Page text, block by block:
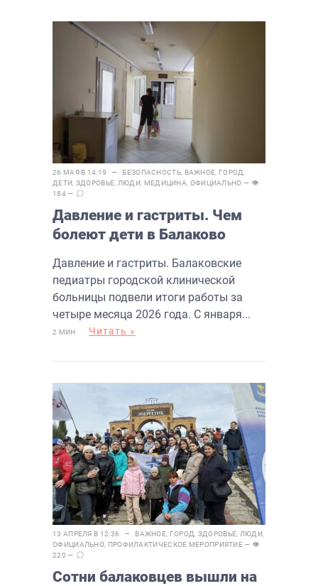
26 МАЯ В 14:19 — БЕЗОПАСНОСТЬ, ВАЖНОЕ ГОРОД
ДЕТИ ЗДОРОВЬЕ ЛЮДИ МЕДИЦИНА ОФИЦИАЛЬНО — 👁
184 —
Давление и гастриты. Чем
болеют дети в Балаково
Давление и гастриты. Балаковские
педиатры городской клинической
больницы подвели итоги работы за
четыре месяца 2026 года. С января...
2 МИН Читать »
13 АПРЕЛЯ В 12:36 — ВАЖНОЕ ГОРОД ЗДОРОВЬЕ ЛЮДИ,
ОФИЦИАЛЬНО ПРОФИЛАКТИЧЕСКОЕ МЕРОПРИЯТИЕ— 👁
220 —
Сотни балаковцев вышли на